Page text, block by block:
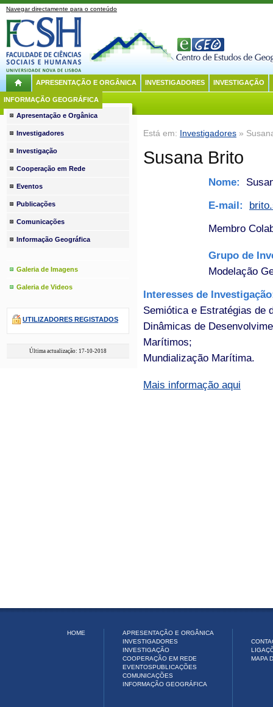
Navegar directamente para o conteúdo
APRESENTAÇÃO E ORGÂNICA INVESTIGADORES INVESTIGAÇÃO
INFORMAÇÃO GEOGRÁFICA
Está em: Investigadores »
Susana Brito
Nome:
E-mail:
Membro
Grupo de
Modelação
Interesses de
Semiótica e Estratégias de
Dinâmicas de
Marítimos;
Mundialização Marítima.
Mais informação aqui
Apresentação e Orgânica
Investigadores
Investigação
Cooperação em Rede
Eventos
Publicações
Comunicações
Informação Geográfica
Galeria de Imagens
Galeria de Videos
UTILIZADORES REGISTADOS
Última actualização: 17-10-2018
HOME
APRESENTAÇÃO E ORGÂNICA
INVESTIGADORES
INVESTIGAÇÃO
COOPERAÇÃO EM REDE
EVENTOSPUBLICAÇÕES
COMUNICAÇÕES
INFORMAÇÃO GEOGRÁFICA
MAPA